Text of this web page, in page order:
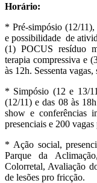
Horário:
*Pré-simpósio (12/
e possibilidade de
(1) POCUS resíduo
terapia compressiva e
às 12h. Sessenta
* Simpósio (12 e 13/
(12/11) e das 08 às
show e conferências
presenciais e 200
* Ação social,
Parque da
Colorretal, Avaliação
de lesões pro fricção.